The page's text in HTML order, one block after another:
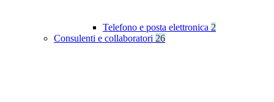
Telefono e posta elettronica 2
Consulenti e collaboratori 26